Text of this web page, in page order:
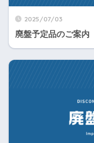
2025/07/03
廃盤予定品のご案内